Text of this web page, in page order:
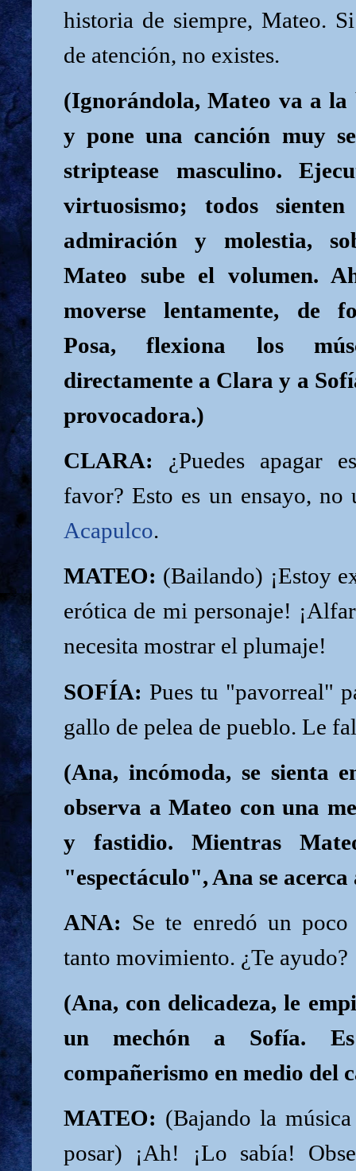
historia de siempre, Mateo.
de atención, no existes.
(Ignorándola, Mateo va a la
y pone una canción muy
striptease masculino.
virtuosismo; todos
admiración y molestia,
Mateo sube el volumen.
moverse lentamente, de
Posa, flexiona los
directamente a Clara y a
provocadora.)
CLARA: ¿Puedes apagar
favor? Esto es un ensayo,
Acapulco.
MATEO: (Bailando) ¡Estoy
erótica de mi personaje!
necesita mostrar el plumaje!
SOFÍA: Pues tu "pavorreal"
gallo de pelea de pueblo. Le
(Ana, incómoda, se sienta
observa a Mateo con una
y fastidio. Mientras
"espectáculo", Ana se acerca
ANA: Se te enredó un
tanto movimiento. ¿Te ayudo?
(Ana, con delicadeza, le
un mechón a Sofía.
compañerismo en medio del
MATEO: (Bajando la
posar) ¡Ah! ¡Lo sabía!